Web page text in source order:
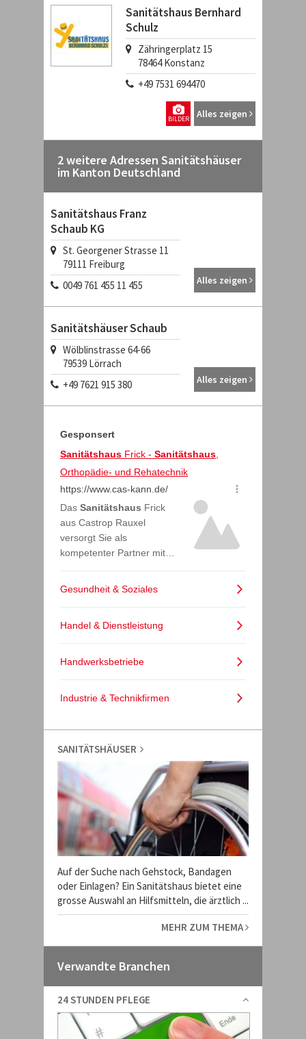
Sanitätshaus Bernhard
Schulz
Zähringerplatz 15
78464 Konstanz
+49 7531 694470
Alles zeigen
BILDER
2 weitere Adressen Sanitätshäuser
im Kanton Deutschland
Sanitätshaus Franz
Schaub KG
St. Georgener Strasse 11
79111 Freiburg
0049 761 455 11 455
Alles zeigen
Sanitätshäuser Schaub
Wölblinstrasse 64-66
79539 Lörrach
+49 7621 915 380
Alles zeigen
SANITÄTSHÄUSER
Auf der Suche nach Gehstock, Bandagen
oder Einlagen? Ein Sanitätshaus bietet eine
grosse Auswahl an Hilfsmitteln, die ärztlich ...
MEHR ZUM THEMA
Verwandte Branchen
24 STUNDEN PFLEGE